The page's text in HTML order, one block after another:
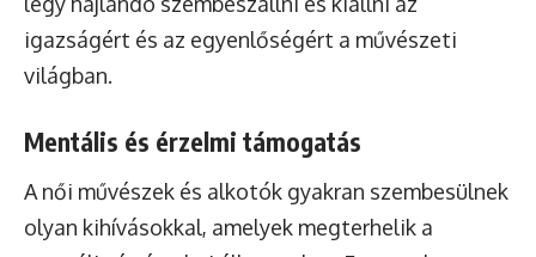
igazságért és az egyenlőségért a művészeti
világban.
Mentális és érzelmi támogatás
A női művészek és alkotók gyakran szembesülnek
olyan kihívásokkal, amelyek megterhelik a